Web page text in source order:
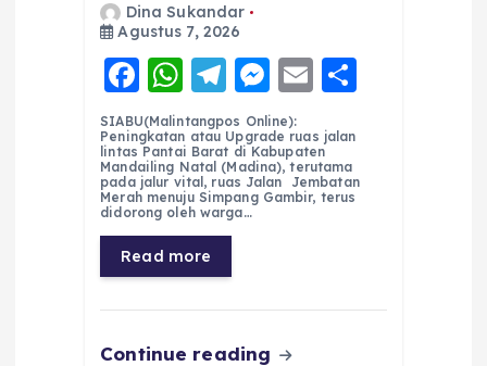
Dina Sukandar
Agustus 7, 2026
F
a
c
e
b
o
o
k
W
h
a
ts
A
p
p
T
el
e
g
r
a
m
M
e
ss
e
n
E
ai
l
re
SIABU(Malintangpos Online):
Peningkatan atau Upgrade ruas jalan
lintas Pantai Barat di Kabupaten
Mandailing Natal (Madina), terutama
pada jalur vital, ruas Jalan Jembatan
Merah menuju Simpang Gambir, terus
didorong oleh warga…
Read more
Continue reading